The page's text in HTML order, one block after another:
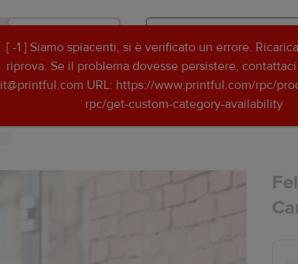
Printful
Printful
Idee per grafiche Risorse
[ -1 ] Siamo spiacenti, si è verificato un errore.
riprova. Se il problema dovesse persistere,
it@printful.com URL: https://www.printful.com/rpc/
rpc/get-custom-category-availability